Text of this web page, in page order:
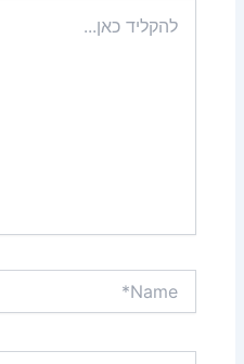
כאן...